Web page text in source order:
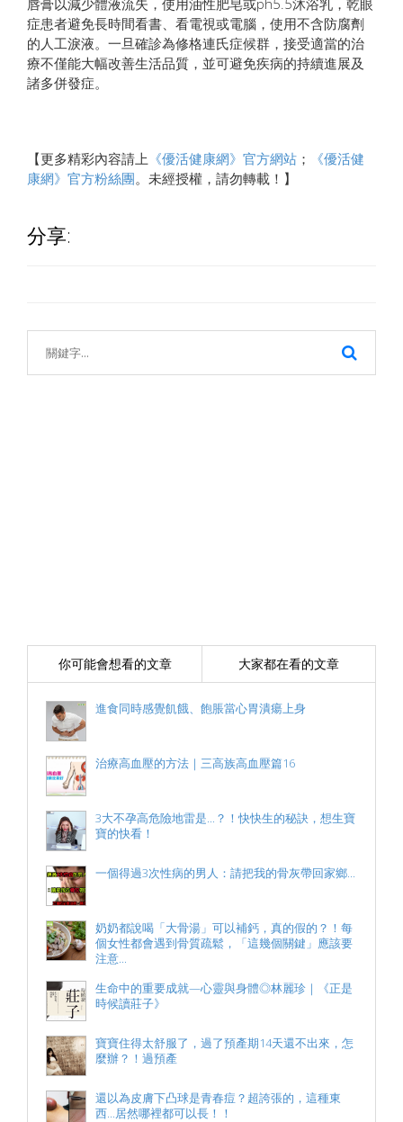
症患者避免長時間看書、看電視或電腦，使用不含防腐劑
的人工淚液。一旦確診為修格連氏症候群，接受適當的治
療不僅能大幅改善生活品質，並可避免疾病的持續進展及
諸多併發症。
【更多精彩內容請上 《優活健康網》官方網站 ；
《優活健
康網》官方粉絲團。未經授權，請勿轉載！】
分享:
你可能會想看的文章 大家都在看的文章
進食同時感覺飢餓、飽脹當心胃潰瘍上身
治療高血壓的方法｜三高族高血壓篇16
3大不孕高危險地雷是...？！快快生的秘訣，想生寶
寶的快看！
一個得過3次性病的男人：請把我的骨灰帶回家鄉...
奶奶都說喝「大骨湯」可以補鈣，真的假的？！每
個女性都會遇到骨質疏鬆，「這幾個關鍵」應該要
注意...
生命中的重要成就—心靈與身體◎林麗珍｜《正是
時候讀莊子》
寶寶住得太舒服了，過了預產期14天還不出來，怎
麼辦？！過預產
還以為皮膚下凸球是青春痘？超誇張的，這種東
西...居然哪裡都可以長！！